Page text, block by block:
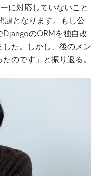
に対応していないこと
題となります。もし公
のORMを独自改
た。しかし、後のメン
のです」と振り返る。